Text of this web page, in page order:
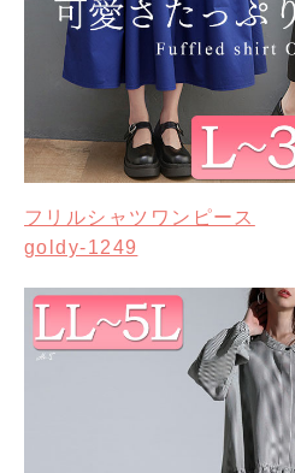
フリルシャツワンピース
goldy-1249